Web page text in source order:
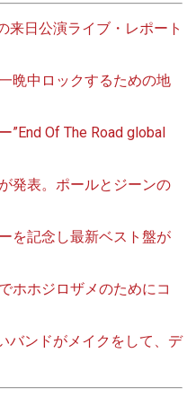
来日公演ライブ・レポート
晩中ロックするための地
”End Of The Road global
発表。ポールとジーンの
を記念し最新ベスト盤が
ホホジロザメのためにコ
バンドがメイクをして、デ